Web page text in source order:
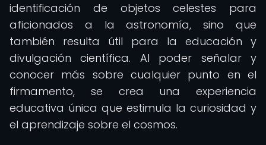
identificación de objetos celestes para
aficionados a la astronomía, sino que
también resulta útil para la educación y
divulgación científica. Al poder señalar y
conocer más sobre cualquier punto en el
firmamento, se crea una experiencia
educativa única que estimula la curiosidad y
el aprendizaje sobre el cosmos.